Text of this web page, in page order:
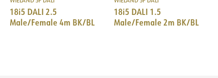
18i5 DALI 2.5
Male/Female 4m BK/BL
18i5 DALI 1.5
Male/Female 2m BK/BL